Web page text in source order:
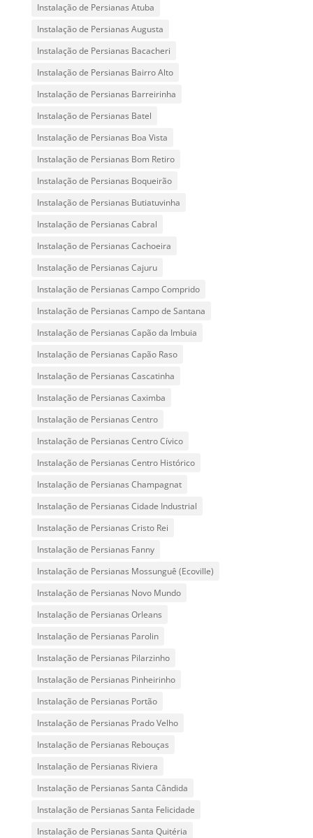
Instalação de Persianas Atuba
Instalação de Persianas Augusta
Instalação de Persianas Bacacheri
Instalação de Persianas Bairro Alto
Instalação de Persianas Barreirinha
Instalação de Persianas Batel
Instalação de Persianas Boa Vista
Instalação de Persianas Bom Retiro
Instalação de Persianas Boqueirão
Instalação de Persianas Butiatuvinha
Instalação de Persianas Cabral
Instalação de Persianas Cachoeira
Instalação de Persianas Cajuru
Instalação de Persianas Campo Comprido
Instalação de Persianas Campo de Santana
Instalação de Persianas Capão da Imbuia
Instalação de Persianas Capão Raso
Instalação de Persianas Cascatinha
Instalação de Persianas Caximba
Instalação de Persianas Centro
Instalação de Persianas Centro Cívico
Instalação de Persianas Centro Histórico
Instalação de Persianas Champagnat
Instalação de Persianas Cidade Industrial
Instalação de Persianas Cristo Rei
Instalação de Persianas Fanny
Instalação de Persianas Mossunguê (Ecoville)
Instalação de Persianas Novo Mundo
Instalação de Persianas Orleans
Instalação de Persianas Parolin
Instalação de Persianas Pilarzinho
Instalação de Persianas Pinheirinho
Instalação de Persianas Portão
Instalação de Persianas Prado Velho
Instalação de Persianas Rebouças
Instalação de Persianas Riviera
Instalação de Persianas Santa Cândida
Instalação de Persianas Santa Felicidade
Instalação de Persianas Santa Quitéria